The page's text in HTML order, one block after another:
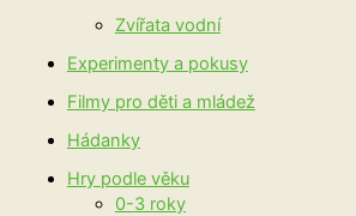
Zvířata vodní
Experimenty a pokusy
Filmy pro děti a mládež
Hádanky
Hry podle věku
0-3 roky